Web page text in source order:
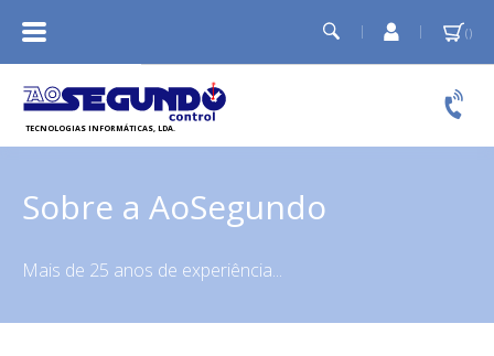
Minha
Relógios de ponto
Controlo de acessos
Temporizadores e Sirenes
Sobre a AoSegundo
Mais de 25 anos de experiência...